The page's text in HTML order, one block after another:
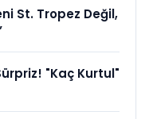
St. Tropez Değil,
"Kaç Kurtul"